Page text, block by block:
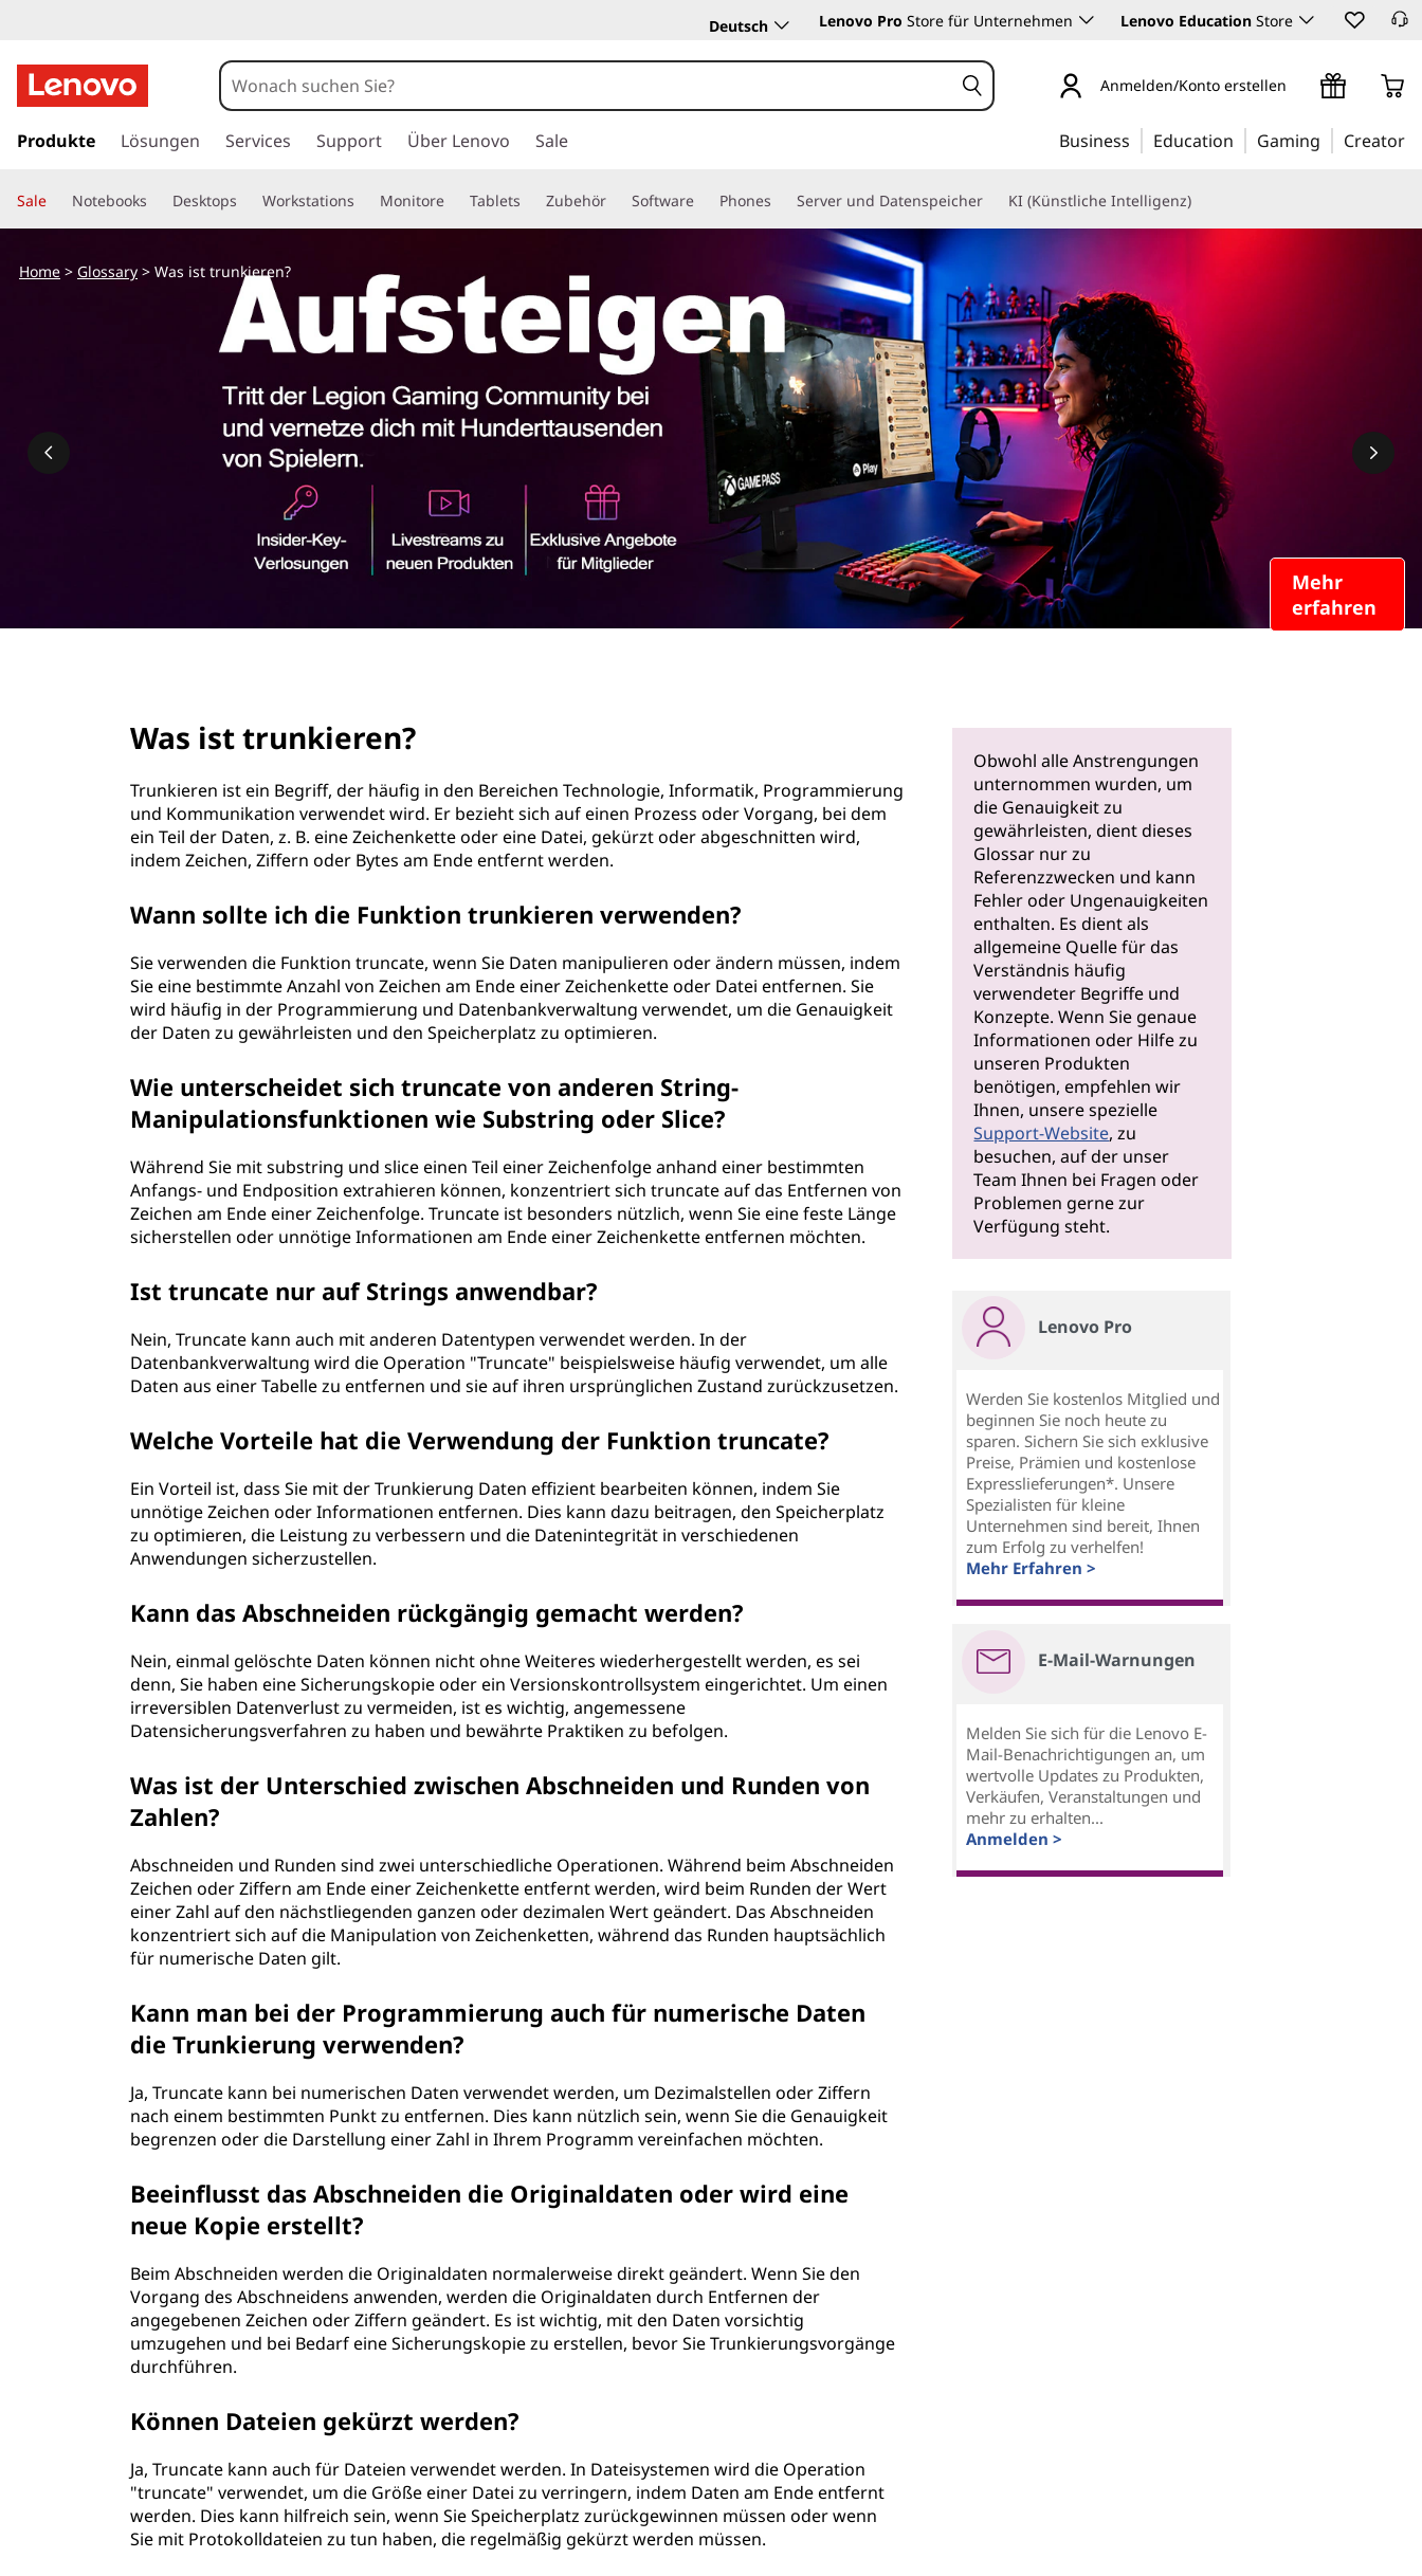
Deutsch Lenovo Pro Store für Unternehmen Lenovo Education Store
u
a
u
t
Anmelden/Konto erstellen
Produkte Lösungen Services Support Über Lenovo Sale Business Education Gaming Creator
Sale Notebooks Desktops Workstations Monitore Tablets Zubehör Software Phones Server und Datenspeicher KI (Künstliche Intelligenz)
Mehr
erfahren
Home > Glossary > Was ist trunkieren?
Was ist trunkieren?
Trunkieren ist ein Begriff, der häufig in den Bereichen Technologie, Informatik, Programmierung
und Kommunikation verwendet wird. Er bezieht sich auf einen Prozess oder Vorgang, bei dem
ein Teil der Daten, z. B. eine Zeichenkette oder eine Datei, gekürzt oder abgeschnitten wird,
indem Zeichen, Ziffern oder Bytes am Ende entfernt werden.
Wann sollte ich die Funktion trunkieren verwenden?
Sie verwenden die Funktion truncate, wenn Sie Daten manipulieren oder ändern müssen, indem
Sie eine bestimmte Anzahl von Zeichen am Ende einer Zeichenkette oder Datei entfernen. Sie
wird häufig in der Programmierung und Datenbankverwaltung verwendet, um die Genauigkeit
der Daten zu gewährleisten und den Speicherplatz zu optimieren.
Wie unterscheidet sich truncate von anderen String-
Manipulationsfunktionen wie Substring oder Slice?
Während Sie mit substring und slice einen Teil einer Zeichenfolge anhand einer bestimmten
Anfangs- und Endposition extrahieren können, konzentriert sich truncate auf das Entfernen von
Zeichen am Ende einer Zeichenfolge. Truncate ist besonders nützlich, wenn Sie eine feste Länge
sicherstellen oder unnötige Informationen am Ende einer Zeichenkette entfernen möchten.
Ist truncate nur auf Strings anwendbar?
Nein, Truncate kann auch mit anderen Datentypen verwendet werden. In der
Datenbankverwaltung wird die Operation "Truncate" beispielsweise häufig verwendet, um alle
Daten aus einer Tabelle zu entfernen und sie auf ihren ursprünglichen Zustand zurückzusetzen.
Welche Vorteile hat die Verwendung der Funktion truncate?
Ein Vorteil ist, dass Sie mit der Trunkierung Daten effizient bearbeiten können, indem Sie
unnötige Zeichen oder Informationen entfernen. Dies kann dazu beitragen, den Speicherplatz
zu optimieren, die Leistung zu verbessern und die Datenintegrität in verschiedenen
Anwendungen sicherzustellen.
Kann das Abschneiden rückgängig gemacht werden?
Nein, einmal gelöschte Daten können nicht ohne Weiteres wiederhergestellt werden, es sei
denn, Sie haben eine Sicherungskopie oder ein Versionskontrollsystem eingerichtet. Um einen
irreversiblen Datenverlust zu vermeiden, ist es wichtig, angemessene
Datensicherungsverfahren zu haben und bewährte Praktiken zu befolgen.
Was ist der Unterschied zwischen Abschneiden und Runden von
Zahlen?
Abschneiden und Runden sind zwei unterschiedliche Operationen. Während beim Abschneiden
Zeichen oder Ziffern am Ende einer Zeichenkette entfernt werden, wird beim Runden der Wert
einer Zahl auf den nächstliegenden ganzen oder dezimalen Wert geändert. Das Abschneiden
konzentriert sich auf die Manipulation von Zeichenketten, während das Runden hauptsächlich
für numerische Daten gilt.
Kann man bei der Programmierung auch für numerische Daten
die Trunkierung verwenden?
Ja, Truncate kann bei numerischen Daten verwendet werden, um Dezimalstellen oder Ziffern
nach einem bestimmten Punkt zu entfernen. Dies kann nützlich sein, wenn Sie die Genauigkeit
begrenzen oder die Darstellung einer Zahl in Ihrem Programm vereinfachen möchten.
Beeinflusst das Abschneiden die Originaldaten oder wird eine
neue Kopie erstellt?
Beim Abschneiden werden die Originaldaten normalerweise direkt geändert. Wenn Sie den
Vorgang des Abschneidens anwenden, werden die Originaldaten durch Entfernen der
angegebenen Zeichen oder Ziffern geändert. Es ist wichtig, mit den Daten vorsichtig
umzugehen und bei Bedarf eine Sicherungskopie zu erstellen, bevor Sie Trunkierungsvorgänge
durchführen.
Können Dateien gekürzt werden?
Ja, Truncate kann auch für Dateien verwendet werden. In Dateisystemen wird die Operation
"truncate" verwendet, um die Größe einer Datei zu verringern, indem Daten am Ende entfernt
werden. Dies kann hilfreich sein, wenn Sie Speicherplatz zurückgewinnen müssen oder wenn
Sie mit Protokolldateien zu tun haben, die regelmäßig gekürzt werden müssen.
Obwohl alle Anstrengungen
unternommen wurden, um
die Genauigkeit zu
gewährleisten, dient dieses
Glossar nur zu
Referenzzwecken und kann
Fehler oder Ungenauigkeiten
enthalten. Es dient als
allgemeine Quelle für das
Verständnis häufig
verwendeter Begriffe und
Konzepte. Wenn Sie genaue
Informationen oder Hilfe zu
unseren Produkten
benötigen, empfehlen wir
Ihnen, unsere spezielle
Support-Website, zu
besuchen, auf der unser
Team Ihnen bei Fragen oder
Problemen gerne zur
Verfügung steht.
Lenovo Pro
Werden Sie kostenlos Mitglied und
beginnen Sie noch heute zu
sparen. Sichern Sie sich exklusive
Preise, Prämien und kostenlose
Expresslieferungen*. Unsere
Spezialisten für kleine
Unternehmen sind bereit, Ihnen
zum Erfolg zu verhelfen!
Mehr Erfahren >
E-Mail-Warnungen
Melden Sie sich für die Lenovo E-
Mail-Benachrichtigungen an, um
wertvolle Updates zu Produkten,
Verkäufen, Veranstaltungen und
mehr zu erhalten...
Anmelden >